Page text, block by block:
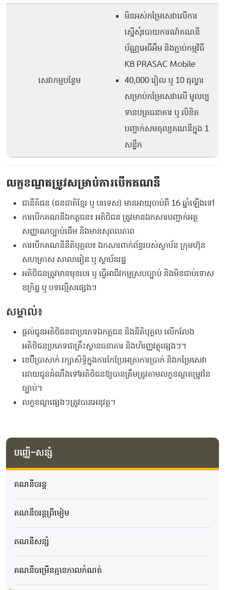
សេវាកម្មបន្ថែម
មិនអស់កម្រៃសេវាលើការ
ស្នើសុំរបាយការណ៍គណនី
ប័ណ្ណអេធីអឹម និងភ្ជាប់កម្មវិធី
KB PRASAC Mobile
40,000 រៀល ឬ 10 ដុល្លារ
សម្រាប់កម្រៃសេវាលើ មូលប្ប
ទានបត្រធនាគារ ឬ លិខិត
បញ្ជាក់សមតុល្យគណនីក្នុង 1
សន្លឹក
លក្ខខណ្ឌតម្រូវសម្រាប់ការបើកគណនី
ជានីតិជន (ជនជាតិខ្មែរ ឬ បរទេស) មានអាយុចាប់ពី 16 ឆ្នាំឡើងទៅ
ការបើកគណនីឯកត្តជន៖ អតិថិជន ត្រូវមានឯកសារបញ្ជាក់អត្ត
សញ្ញាណច្បាប់ដើម និងមានសុពលភាព
ការបើកគណនីនីតិបុគ្គល៖ ឯកសារពាក់ព័ន្ធរបស់ស្ថាប័ន ក្រុមហ៊ុន
សហគ្រាស សាលារៀន ឬ ស្ថាប័នរដ្ឋ
អតិថិជនត្រូវមានមុខរបរ ឬ ធ្វើអាជីវកម្មស្របច្បាប់ និងមិនជាប់ទោស
ឧក្រិដ្ឋ ឬ បទល្មើសផ្សេងៗ
សម្គាល់៖
ផ្តល់​ជូន​អតិថិជន​ជា​ប្រភេទ​ឯកត្តជន​ ​និង​នីតិបុគ្គល​ ​លើកលែង​
អតិថិជន​ប្រភេទ​ជា​គ្រឹះស្ថាន​ធនាគារ​ ​និង​ហិរញ្ញវត្ថុ​ផ្សេងៗ​។​
ខេប៊ីប្រាសាក់ ​រក្សា​សិទ្ធិ​ក្នុង​ការ​កែ​ប្រែ​អត្រា​ការ​ប្រាក់​ និង​កម្រៃ​សេវា ​
ដោយ​ជូន​ដំណឹង​ទៅ​អតិ​ថិជន​ឱ្យ​បាន​ត្រឹម​ត្រូវ​តាម​លក្ខ​ខណ្ឌ​តម្រូវ​នៃ​
ច្បាប់។
លក្ខខណ្ឌផ្សេងៗត្រូវបានអនុវត្ត។
បញ្ញើ​-សន្សំ
គណនីចរន្ត
គណនីចរន្តព្រីមៀម
គណនីសន្សំ
គណនីចម្រើនគ្មានកាលកំណត់